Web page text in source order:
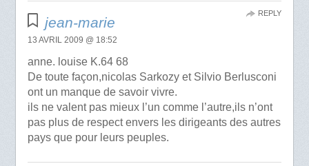
jean-marie
13 AVRIL 2009 @ 18:52
anne. louise K.64 68
De toute façon,nicolas Sarkozy et Silvio Berlusconi
ont un manque de savoir vivre.
ils ne valent pas mieux l’un comme l’autre,ils n’ont
pas plus de respect envers les dirigeants des autres
pays que pour leurs peuples.
REPLY